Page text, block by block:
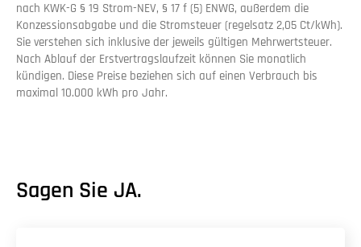
nach KWK-G § 19 Strom-NEV, § 17 f (5) ENWG, außerdem die
Konzessionsabgabe und die Stromsteuer (regelsatz 2,05 Ct/kWh).
Sie verstehen sich inklusive der jeweils gültigen Mehrwertsteuer.
Nach Ablauf der Erstvertragslaufzeit können Sie monatlich
kündigen. Diese Preise beziehen sich auf einen Verbrauch bis
maximal 10.000 kWh pro Jahr.
Sagen Sie JA.